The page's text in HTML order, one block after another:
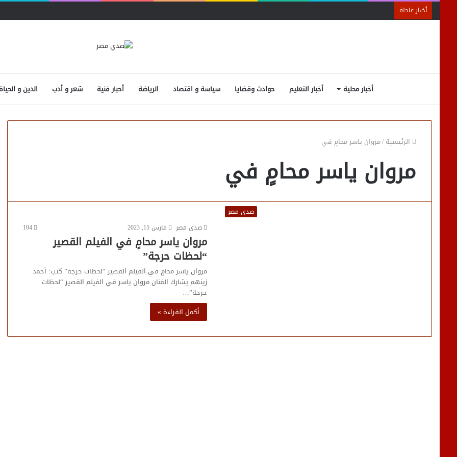
أخبار عاجلة
أخبار محلية أخبار التعليم حوادث وقضايا سياسة و اقتصاد الرياضة أحبار فنية شعر و أدب الدين و الحياة
الرئيسية/مروان ياسر محامٍ في
مروان ياسر محامٍ في
صدى مصر
صدى مصر
مارس 15, 2023 104
مروان ياسر محامٍ في الفيلم القصير
“لحظات حرجة”
مروان ياسر محامٍ في الفيلم القصير “لحظات حرجة” كتب: أحمد
زينهم يشارك الفنان مروان ياسر في الفيلم القصير “لحظات
حرجة”…
أكمل القراءة »